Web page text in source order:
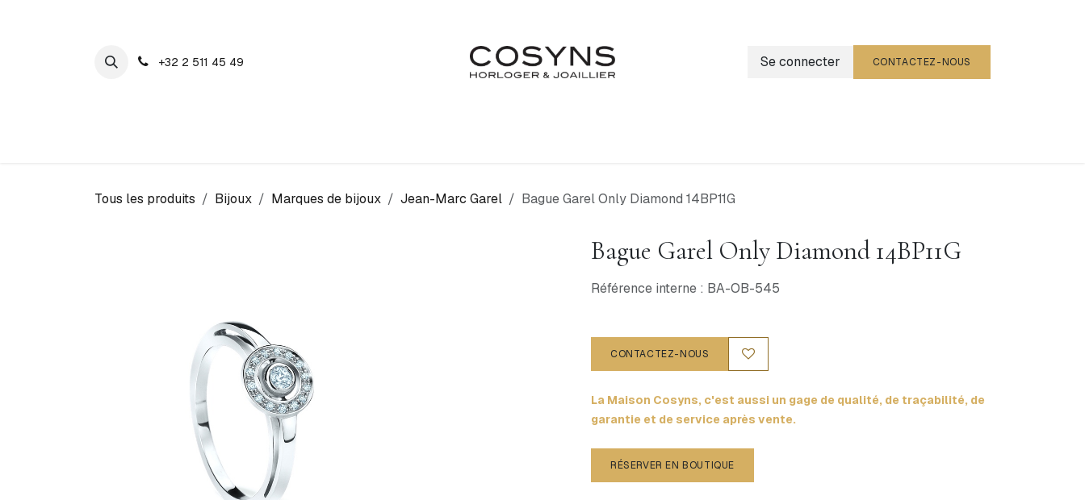
+32 2 511 45 49 Se connecter CONTACTEZ-NOUS
Tous les produits Bijoux Marques de bijoux Jean-Marc Garel Bague Garel Only Diamond 14BP11G
Bague Garel Only Diamond 14BP11G
Référence interne : BA-OB-545
CONTACTEZ-NOUS
La Maison Cosyns, c'est aussi un gage de qualité, de traçabilité, de
garantie et de service après vente.
RÉSERVER EN BOUTIQUE